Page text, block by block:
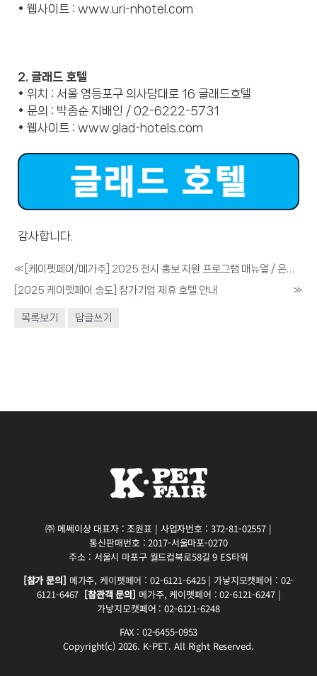
• 웹사이트 : www.uri-nhotel.com
2. 글래드 호텔
• 위치 : 서울 영등포구 의사당대로 16 글래드호텔
• 문의 : 박종순 지배인 / 02-6222-5731
• 웹사이트 : www.glad-hotels.com
감사합니다.
«
[케이펫페어/메가주] 2025 전시 홍보 지원 프로그램 매뉴얼 / 온라인 서류 가이드 / 쭈쭈쭈 가이드 / 모바일 초청장 안내
[2025 케이펫페어 송도] 참가기업 제휴 호텔 안내
»
목록보기 답글쓰기
㈜ 메쎄이상 대표자 : 조원표 | 사업자번호 : 372-81-02557 |
통신판매번호 : 2017-서울마포-0270
주소 : 서울시 마포구 월드컵북로58길 9 ES타워
[참가 문의] 메가주, 케이펫페어 : 02-6121-6425 | 가낳지모캣페어 : 02-
6121-6467 [참관객 문의] 메가주, 케이펫페어 : 02-6121-6247 |
가낳지모캣페어 : 02-6121-6248
FAX : 02-6455-0953
Copyright(c) 2026. K-PET. All Right Reserved.